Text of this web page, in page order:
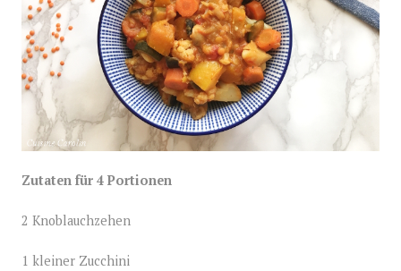
Zutaten für 4 Portionen
2 Knoblauchzehen
1 kleiner Zucchini